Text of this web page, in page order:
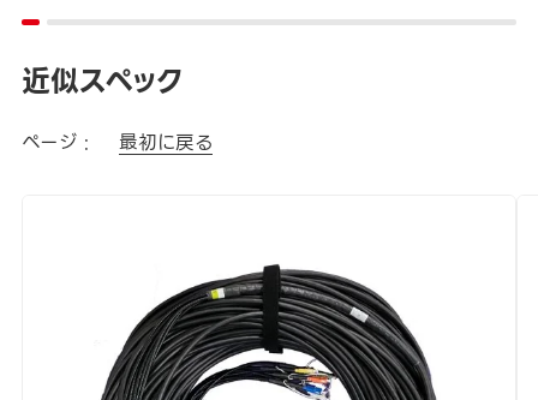
近似スペック
ページ : 最初に戻る